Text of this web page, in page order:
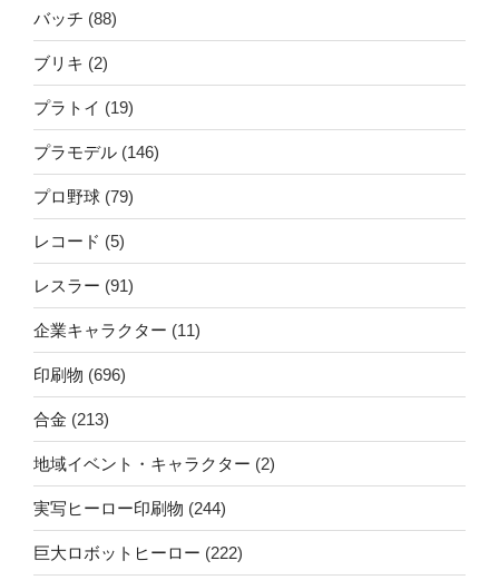
バッチ (88)
ブリキ (2)
プラトイ (19)
プラモデル (146)
プロ野球 (79)
レコード (5)
レスラー (91)
企業キャラクター (11)
印刷物 (696)
合金 (213)
地域イベント・キャラクター (2)
実写ヒーロー印刷物 (244)
巨大ロボットヒーロー (222)